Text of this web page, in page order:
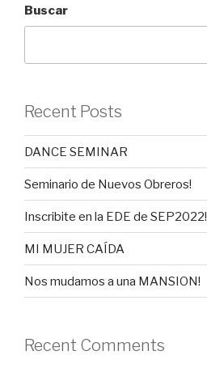
Buscar
Recent Posts
DANCE SEMINAR
Seminario de Nuevos Obreros!
Inscribite en la EDE de SEP2022!
MI MUJER CAÍDA
Nos mudamos a una MANSION!
Recent Comments